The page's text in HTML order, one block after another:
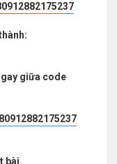
giữa code
bài.